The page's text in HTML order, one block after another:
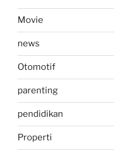
Movie
news
Otomotif
parenting
pendidikan
Properti